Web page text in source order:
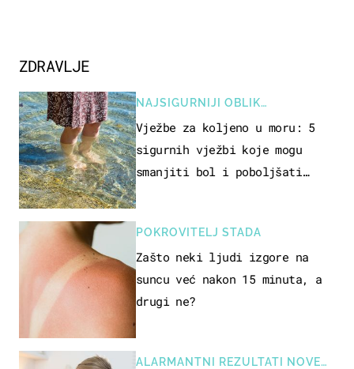
ZDRAVLJE
NAJSIGURNIJI OBLIK
REKREACIJE
Vježbe za koljeno u moru: 5
sigurnih vježbi koje mogu
smanjiti bol i poboljšati
POKROVITELJ STADA
Zašto neki ljudi izgore na
suncu već nakon 15 minuta, a
drugi ne?
ALARMANTNI REZULTATI NOVE